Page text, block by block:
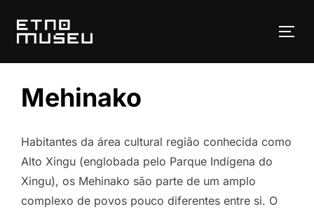
para
Mehinako
Habitantes da área cultural região conhecida como
Alto Xingu (englobada pelo Parque Indígena do
Xingu), os Mehinako são parte de um amplo
complexo de povos pouco diferentes entre si. O